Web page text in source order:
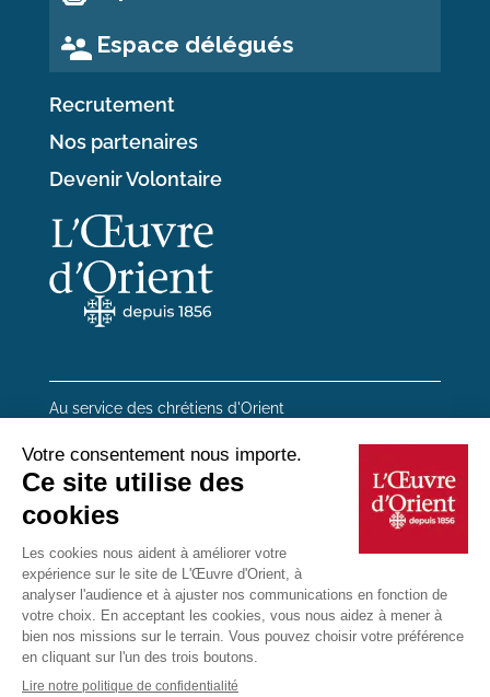
Espace délégués
Recrutement
Nos partenaires
Devenir Volontaire
Au service des chrétiens d'Orient
20 rue du Regard 75006 Paris
Contactez-nous
Mentions Légales
Plan du site